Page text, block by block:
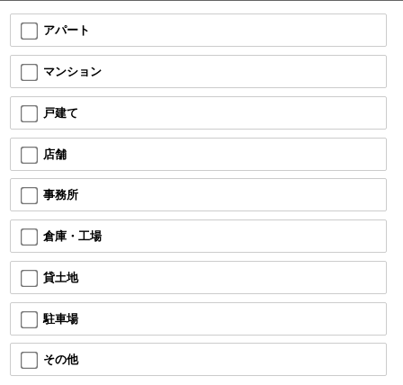
アパート
マンション
戸建て
店舗
事務所
倉庫・工場
貸土地
駐車場
その他